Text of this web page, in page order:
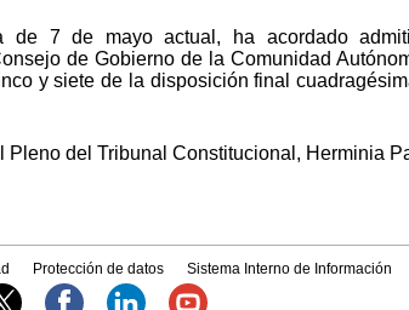
de 7 de mayo actual, ha acordado
de Gobierno de la Comunidad
y siete de la disposición final
del Tribunal Constitucional, Herminia
Protección de datos Sistema Interno de Información